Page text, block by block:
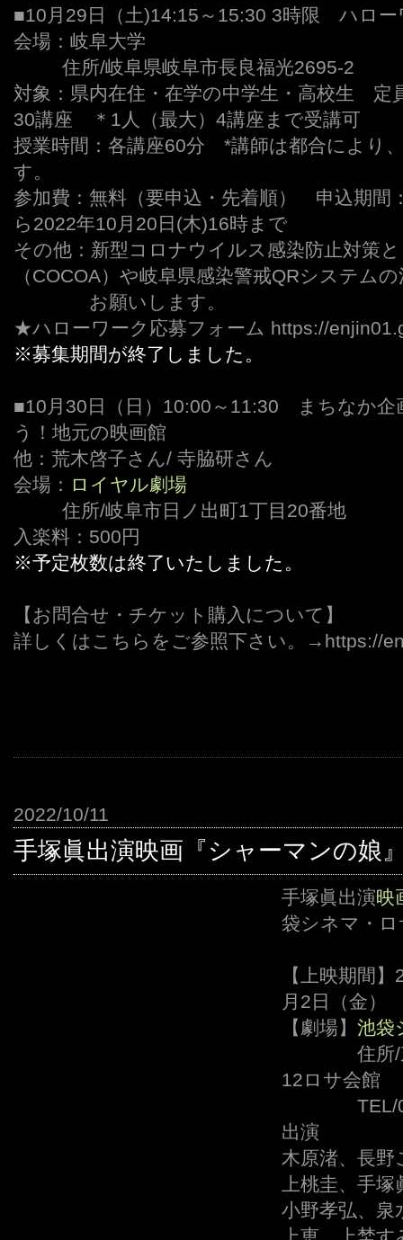
■10月29日（土)14:15～15:30 3時限 ハロー
会場：岐阜大学
住所/岐阜県岐阜市長良福光2695-2
対象：県内在住・在学の中学生・高校生 定
30講座 ＊1人（最大）4講座まで受講可
授業時間：各講座60分 *講師は都合により
す。
参加費：無料（要申込・先着順） 申込期間
ら2022年10月20日(木)16時まで
その他：新型コロナウイルス感染防止対策
（COCOA）や岐阜県感染警戒QRシステム
お願いします。
★ハローワーク応募フォーム https://
※募集期間が終了しました。
■10月30日（日）10:00～11:30 まちなか企
う！地元の映画館
他：荒木啓子さん/ 寺脇研さん
会場： ロイヤル劇場
住所/岐阜市日ノ出町1丁目20番地
入楽料：500円
※予定枚数は終了いたしました。
【お問合せ・チケット購入について】
詳しくはこちらをご参照下さい。→https://
2022/10/11
手塚眞出演映画『シャーマンの娘
手塚眞出演映
袋シネマ・
【上映期間
月2日（金）
【劇場】 池袋
住所
12ロサ会館
TEL/
出演
木原渚、長
上桃圭、手塚
小野孝弘、泉